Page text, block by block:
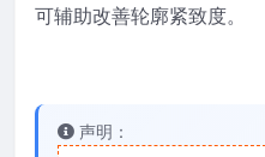
可辅助改善轮廓紧致度。
声明：